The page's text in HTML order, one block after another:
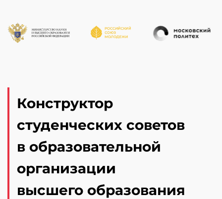
Конструктор
студенческих советов
в образовательной
организации
высшего образования